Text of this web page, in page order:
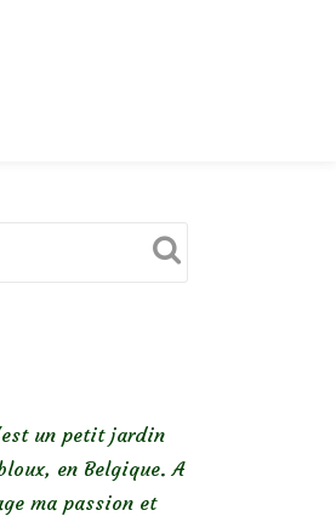
un petit jardin
en Belgique. A
ma passion et